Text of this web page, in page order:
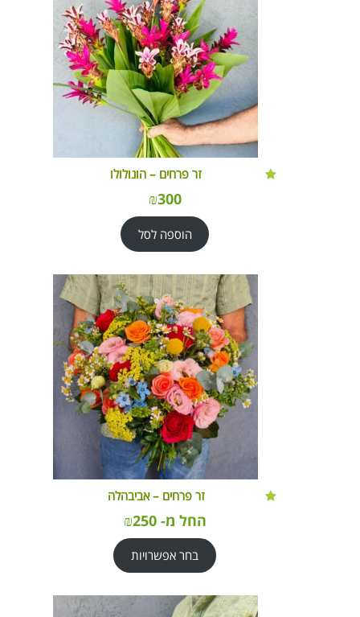
זר פרחים – הונולולו
₪300
הוספה לסל
זר פרחים – אביבהלה
החל מ- ₪250
בחר אפשרויות